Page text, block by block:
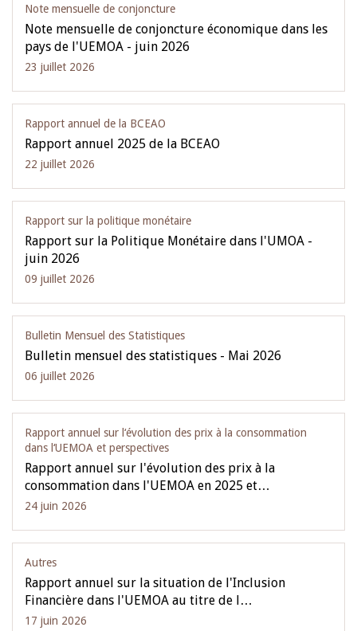
Note mensuelle de conjoncture
Note mensuelle de conjoncture économique dans les
pays de l'UEMOA - juin 2026
23 juillet 2026
Rapport annuel de la BCEAO
Rapport annuel 2025 de la BCEAO
22 juillet 2026
Rapport sur la politique monétaire
Rapport sur la Politique Monétaire dans l'UMOA -
juin 2026
09 juillet 2026
Bulletin Mensuel des Statistiques
Bulletin mensuel des statistiques - Mai 2026
06 juillet 2026
Rapport annuel sur l‘évolution des prix à la consommation
dans l‘UEMOA et perspectives
Rapport annuel sur l'évolution des prix à la
consommation dans l'UEMOA en 2025 et…
24 juin 2026
Autres
Rapport annuel sur la situation de l'Inclusion
Financière dans l'UEMOA au titre de l…
17 juin 2026